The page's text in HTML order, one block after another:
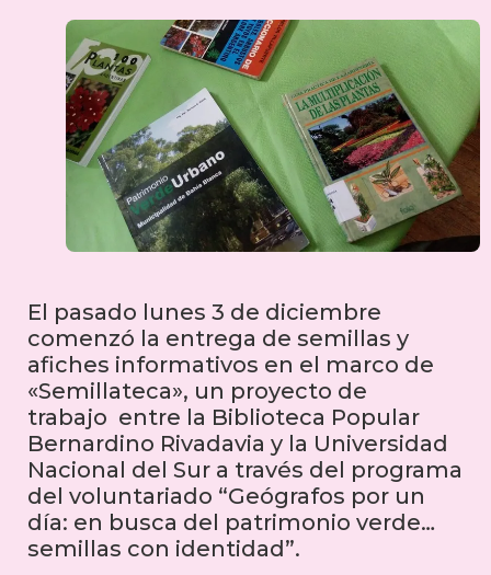
El pasado lunes 3 de diciembre
comenzó la entrega de semillas y
afiches informativos en el marco de
«Semillateca», un proyecto de
trabajo entre la Biblioteca Popular
Bernardino Rivadavia y la Universidad
Nacional del Sur a través del programa
del voluntariado “Geógrafos por un
día: en busca del patrimonio verde…
semillas con identidad”.